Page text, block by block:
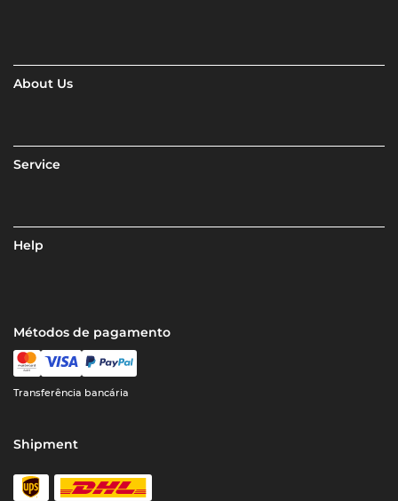
About Us
Service
Help
Métodos de pagamento
Transferência bancária
Shipment